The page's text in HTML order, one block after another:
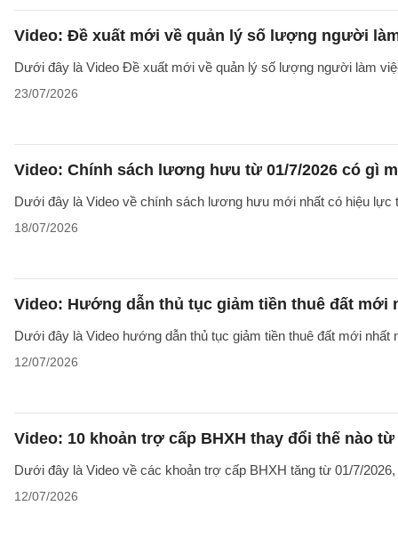
Video: Đề xuất mới về quản lý số lượng người
Dưới đây là Video Đề xuất mới về quản lý số lượng người làm
23/07/2026
Video: Chính sách lương hưu từ 01/7/2026 có gì
Dưới đây là Video về chính sách lương hưu mới nhất có hiệu lực
18/07/2026
Video: Hướng dẫn thủ tục giảm tiền thuê đất mới
Dưới đây là Video hướng dẫn thủ tục giảm tiền thuê đất mới
12/07/2026
Video: 10 khoản trợ cấp BHXH thay đổi thế nào từ
Dưới đây là Video về các khoản trợ cấp BHXH tăng từ 01/7/
12/07/2026